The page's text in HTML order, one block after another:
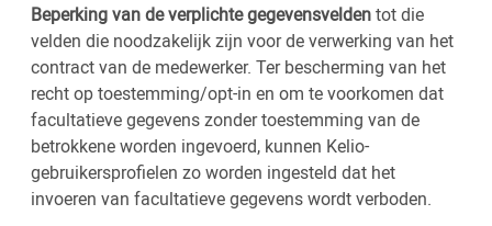
Beperking van de verplichte gegevensveldentot die
velden die noodzakelijk zijn voor de verwerking van het
contract van de medewerker. Ter bescherming van het
recht op toestemming/opt-in en om te voorkomen dat
facultatieve gegevens zonder toestemming van de
betrokkene worden ingevoerd, kunnen Kelio-
gebruikersprofielen zo worden ingesteld dat het
invoeren van facultatieve gegevens wordt verboden.